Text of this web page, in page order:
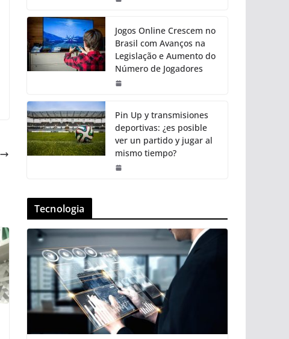
Jogos Online Crescem no
Brasil com Avanços na
Legislação e Aumento do
Número de Jogadores
Pin Up y transmisiones
deportivas: ¿es posible
ver un partido y jugar al
mismo tiempo?
Tecnologia